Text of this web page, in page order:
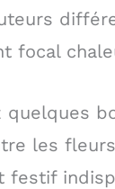
focal
quelques
les
festif